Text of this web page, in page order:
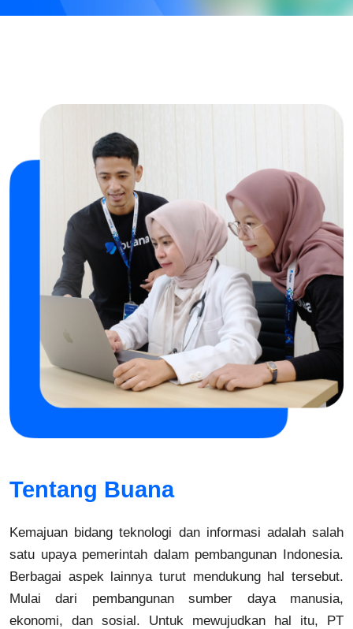
Tentang Buana
Kemajuan bidang teknologi dan informasi adalah salah
satu upaya pemerintah dalam pembangunan Indonesia.
Berbagai aspek lainnya turut mendukung hal tersebut.
Mulai dari pembangunan sumber daya manusia,
ekonomi, dan sosial. Untuk mewujudkan hal itu, PT